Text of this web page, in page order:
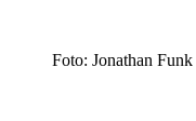
Foto: Jonathan Funk